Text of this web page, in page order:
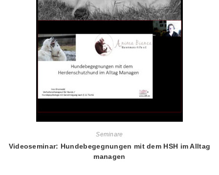
Seminare
Videoseminar: Hundebegegnungen mit dem HSH im Alltag
managen